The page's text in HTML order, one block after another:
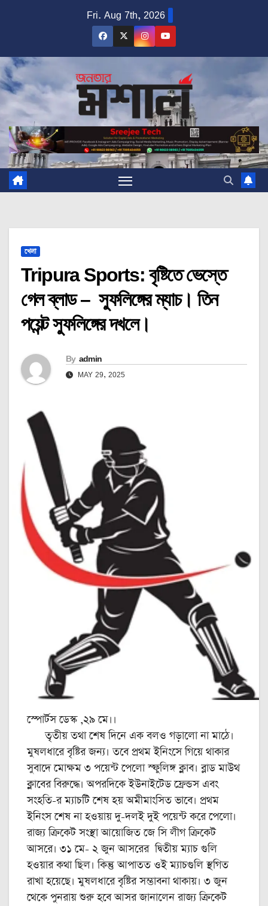
Fri. Aug 7th, 2026
খেলা
Tripura Sports: বৃষ্টিতে ভেস্তে
গেল ব্লাড – স্ফুলিঙ্গের ম্যাচ। তিন
পয়েন্ট স্ফুলিঙ্গের দখলে।
By admin
MAY 29, 2025
স্পোর্টস ডেস্ক ,২৯ মে।।
তৃতীয় তথা শেষ দিনে এক বলও গড়ালো না মাঠে।
মুষলধারে বৃষ্টির জন্য। তবে প্রথম ইনিংসে গিয়ে থাকার
সুবাদে মোক্ষম ৩ পয়েন্ট পেলো স্ফুলিঙ্গ ক্লাব। ব্লাড মাউথ
ক্লাবের বিরুদ্ধে। অপরদিকে ইউনাইটেড ফ্রেন্ডস এবং
সংহতি-‌র ম্যাচটি শেষ হয় অমীমাংসিত ভাবে। প্রথম
ইনিংস শেষ না হওয়ায় দু-‌দলই দুই পয়েন্ট করে পেলো।
রাজ্য ক্রিকেট সংস্থা আয়োজিত জে সি লীগ ক্রিকেট
আসরে। ৩১ মে-‌ ২ জুন আসরের দ্বিতীয় ম্যাচ গুলি
হওয়ার কথা ছিল। কিন্তু আপাতত ওই ম্যাচগুলি স্থগিত
রাখা হয়েছে। মুষলধারে বৃষ্টির সম্ভাবনা থাকায়। ৩ জুন
থেকে পুনরায় শুরু হবে আসর জানালেন রাজ্য ক্রিকেট